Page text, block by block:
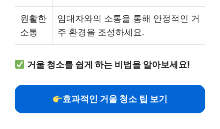
원활한
소통
임대자와의 소통을 통해 안정적인 거
주 환경을 조성하세요.
거울 청소를 쉽게 하는 비법을 알아보세요!
효과적인 거울 청소 팁 보기